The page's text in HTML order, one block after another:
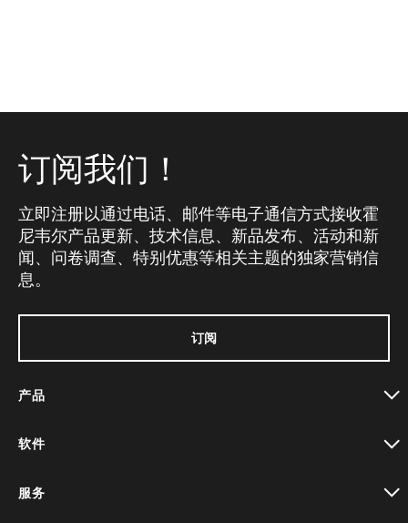
订阅我们！
立即注册以通过电话、邮件等电子通信方式接收霍
尼韦尔产品更新、技术信息、新品发布、活动和新
闻、问卷调查、特别优惠等相关主题的独家营销信
息。
订阅
产品
软件
服务